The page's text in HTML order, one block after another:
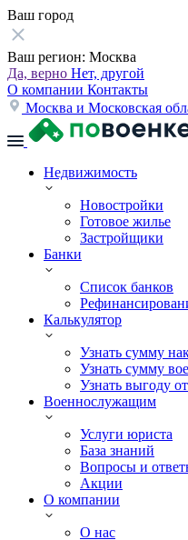
Ваш город
Ваш регион: Москва
Да, верно Нет, другой
О компании Контакты
Москва и Московская
Недвижимость
Новостройки
Готовое жилье
Застройщики
Банки
Список банков
Калькулятор
Узнать сумму
Узнать сумму
Узнать выгоду
Военнослужащим
Услуги юриста
База знаний
Вопросы и
Акции
О компании
О нас